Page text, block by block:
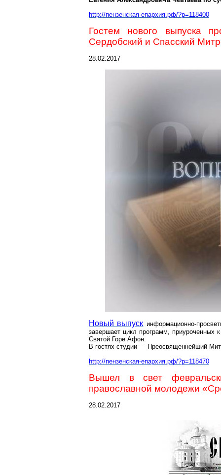
http://пензенская-епархия.рф/?p=118400
Гостем нового выпуска
Сердобский и Спасский
28.02.2017
Новый выпуск информационно-
завершает цикл программ, приуроченных
Святой Горе Афон.
В гостях студии — Преосвященнейший
http://пензенская-епархия.рф/?p=118470
Вышел в свет
православной молодежи
28.02.2017